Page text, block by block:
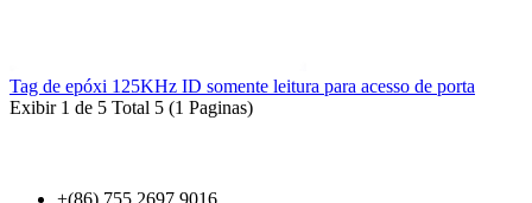
Tag de epóxi 125KHz ID somente leitura para acesso de porta
Exibir 1 de 5 Total 5 (1 Paginas)
+(86) 755 2697 9016